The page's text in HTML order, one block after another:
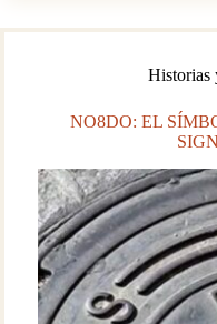
Historias
NO8DO: EL